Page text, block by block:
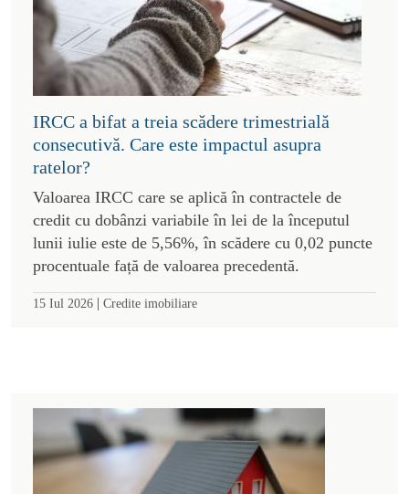
IRCC a bifat a treia scădere trimestrială
consecutivă. Care este impactul asupra
ratelor?
Valoarea IRCC care se aplică în contractele de
credit cu dobânzi variabile în lei de la începutul
lunii iulie este de 5,56%, în scădere cu 0,02 puncte
procentuale față de valoarea precedentă.
15 Iul 2026 | Credite imobiliare